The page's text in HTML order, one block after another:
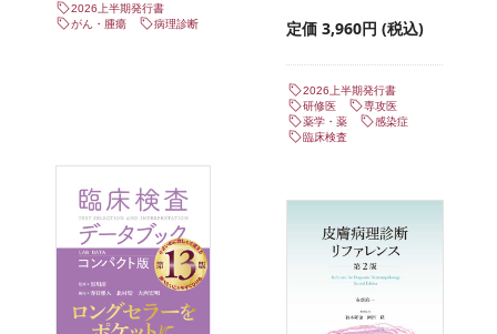
2026上半期発行書
がん・腫瘍
病理診断 定価 3,960円 (税込)
2026上半期発行書
研修医
専攻医
薬学・薬
感染症
臨床検査